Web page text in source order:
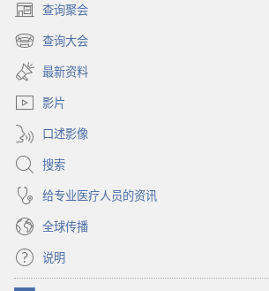
查询聚会
（打
开
新
窗
口）
查询大会
（打
开
新
窗
最新资料
影片
口述影像
搜索
给专业医疗人员的资讯
全球传播
说明